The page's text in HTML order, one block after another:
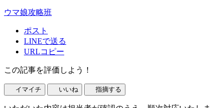
ウマ娘攻略班
ポスト
LINEで送る
URLコピー
この記事を評価しよう！
イマイチ いいね 指摘する